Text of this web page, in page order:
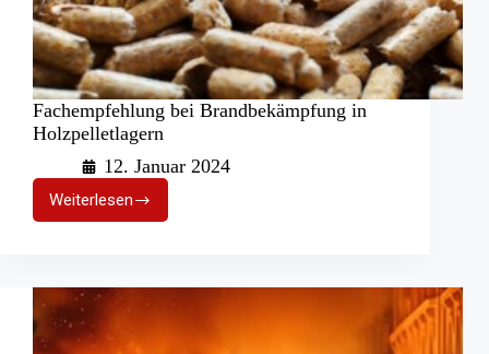
Fachempfehlung bei Brandbekämpfung in
Holzpelletlagern
12. Januar 2024
WeiterlesenFachempfehlung
bei
Holzpelletlagern